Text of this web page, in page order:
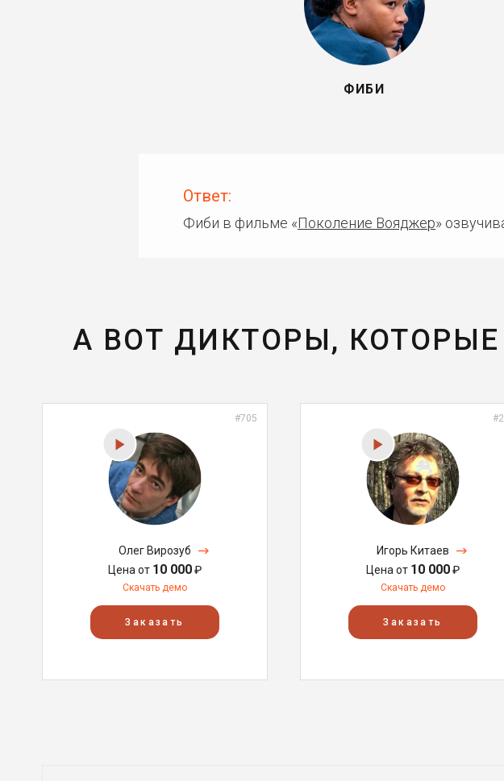
ФИБИ
Ответ:
Фиби в фильме «Поколение Вояджер»
А ВОТ ДИКТОРЫ,
#705
Олег Вирозуб
Цена от 10 000₽
Скачать демо
Заказать
Игорь Китаев
Цена от 10 000₽
Скачать демо
Заказать